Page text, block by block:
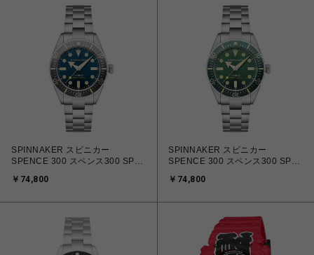
SPINNAKER スピニカー
SPENCE 300 スペンス300 SP-
￥74,800
SPINNAKER スピニカー
SPENCE 300 スペンス300 SP-
￥74,800